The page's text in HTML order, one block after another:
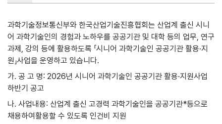
과학기술정보통신부와 한국산업기술진흥협회는 산업계 출신 시니
어 과학기술인의 경험과 노하우를 공공기관 및 대학 등의 업무, 연구
과제, 강의 등에 활용하도록 「시니어 과학기술인 공공기관 활용·지
원」사업을 운영하고 있습니다.
가. 공 고 명: 2026년 시니어 과학기술인 공공기관 활용·지원사업
하반기 공고
나. 사업내용: 산업계 출신 고경력 과학기술인을 공공기관*등으로
채용하여활용할 수 있도록 인건비 지원